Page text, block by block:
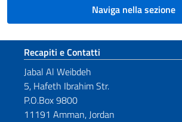
Naviga nella sezione
Sezione footer
Recapiti e Contatti
Jabal Al Weibdeh
5, Hafeth Ibrahim Str.
P.O.Box 9800
11191 Amman, Jordan